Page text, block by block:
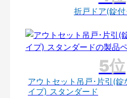
折戸ドア(錠
アウトセット吊戸･片引(錠
イプ) スタンダード